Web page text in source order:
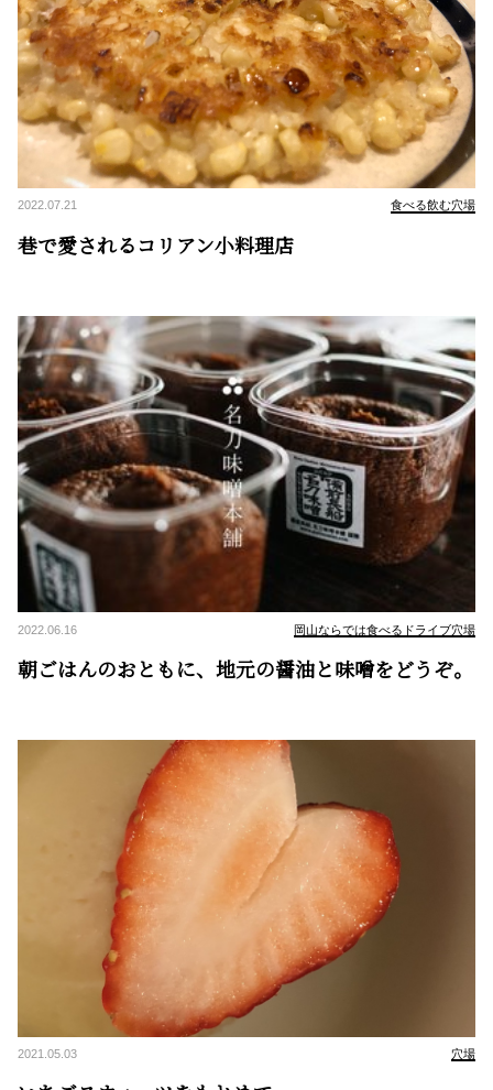
2022.07.21 食べる飲む穴場
巷で愛されるコリアン小料理店
2022.06.16 岡山ならでは食べるドライブ穴場
朝ごはんのおともに、地元の醤油と味噌をどうぞ。
2021.05.03 穴場